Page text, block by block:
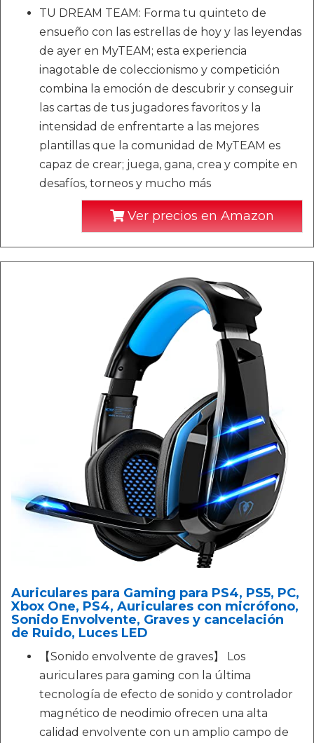
TU DREAM TEAM: Forma tu quinteto de
ensueño con las estrellas de hoy y las leyendas
de ayer en MyTEAM; esta experiencia
inagotable de coleccionismo y competición
combina la emoción de descubrir y conseguir
las cartas de tus jugadores favoritos y la
intensidad de enfrentarte a las mejores
plantillas que la comunidad de MyTEAM es
capaz de crear; juega, gana, crea y compite en
desafíos, torneos y mucho más
Ver precios en Amazon
Auriculares para Gaming para PS4, PS5, PC,
Xbox One, PS4, Auriculares con micrófono,
Sonido Envolvente, Graves y cancelación
de Ruido, Luces LED
【Sonido envolvente de graves】 Los
auriculares para gaming con la última
tecnología de efecto de sonido y controlador
magnético de neodimio ofrecen una alta
calidad envolvente con un amplio campo de